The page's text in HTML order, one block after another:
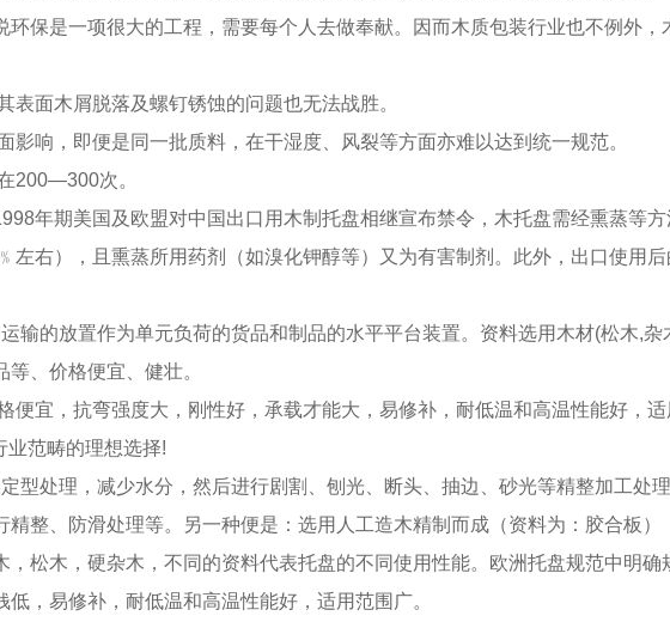
保是一项很大的工程，需要每个人去做奉献。因而木质包装行业也不例外，
面木屑脱落及螺钉锈蚀的问题也无法战胜。
响，即便是同一批质料，在干湿度、风裂等方面亦难以达到统一规范。
200—300次。
年期美国及欧盟对中国出口用木制托盘相继宣布禁令，木托盘需经熏蒸等
左右），且熏蒸所用药剂（如溴化钾醇等）又为有害制剂。此外，出口使用
的放置作为单元负荷的货品和制品的水平平台装置。资料选用木材(松木,杂
、价格便宜、健壮。
宜，抗弯强度大，刚性好，承载才能大，易修补，耐低温和高温性能好，
业范畴的理想选择!
型处理，减少水分，然后进行剧割、刨光、断头、抽边、砂光等精整加工处
整、防滑处理等。另一种便是：选用人工造木精制而成（资料为：胶合板）
松木，硬杂木，不同的资料代表托盘的不同使用性能。欧洲托盘规范中明确
，易修补，耐低温和高温性能好，适用范围广。